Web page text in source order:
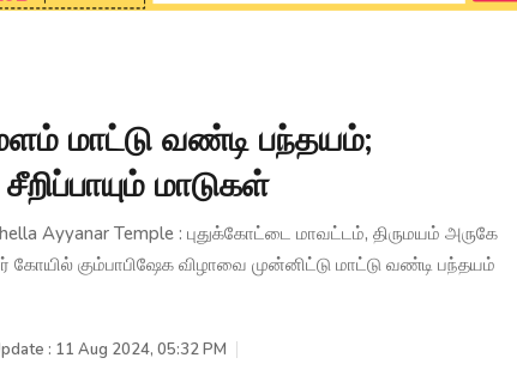
மாட்டு வண்டி பந்தயம்;
மாடுகள்
Ayyanar Temple : புதுக்கோட்டை மாவட்டம், திருமயம் அருகே
கும்பாபிஷேக விழாவை முன்னிட்டு மாட்டு வண்டி பந்தயம்
: 11 Aug 2024, 05:32 PM